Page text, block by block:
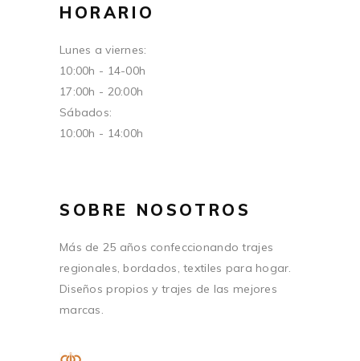
HORARIO
Lunes a viernes:
10:00h - 14-00h
17:00h - 20:00h
Sábados:
10:00h - 14:00h
SOBRE NOSOTROS
Más de 25 años confeccionando trajes
regionales, bordados, textiles para hogar.
Diseños propios y trajes de las mejores
marcas.